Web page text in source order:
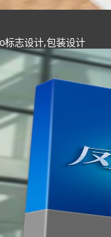
标志设计,包装设计